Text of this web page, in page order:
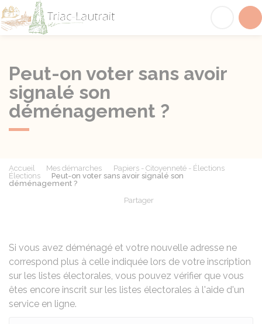
Peut-on voter sans avoir
signalé son
déménagement ?
Accueil Mes démarches
Papiers - Citoyenneté - Élections
Élections
Peut-on voter sans avoir signalé son
déménagement ?
Partager
Si vous avez déménagé et votre nouvelle adresse ne
correspond plus à celle indiquée lors de votre inscription
sur les listes électorales, vous pouvez vérifier que vous
êtes encore inscrit sur les listes électorales à l'aide d'un
service en ligne.